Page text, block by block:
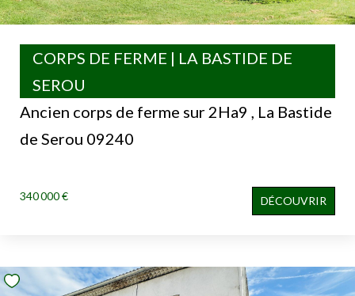
Ancien corps de ferme sur 2Ha9 , La Bastide
de Serou 09240
CORPS DE FERME | LA BASTIDE DE
SEROU
340 000 € DÉCOUVRIR